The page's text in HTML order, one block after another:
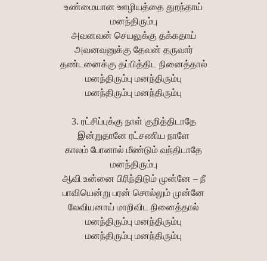
உண்மையான ஊழியத்தை துறந்தாய்
மனந்திரும்பு
அவனவன் செயலுக்கு தக்கதாய்
அவனவனுக்கு தேவன் தருவார்
தண்டனைக்கு தப்பித்திட நினைத்தால்
மனந்திரும்பு மனந்திரும்பு
மனந்திரும்பு மனந்திரும்பு
3. ரட்சிப்புக்கு நாள் குறித்திடாதே
இன்றுதானே ரட்சணிய நாளே
காலம் போனால் மீண்டும் வந்திடாதே
மனந்திரும்பு
ஆவி உன்னை பிரிந்திடும் முன்னே – நீ
பாவியென்று பரன் சொல்லும் முன்னே
லேவியனாய் மாறிவிட நினைத்தால்
மனந்திரும்பு மனந்திரும்பு
மனந்திரும்பு மனந்திரும்பு